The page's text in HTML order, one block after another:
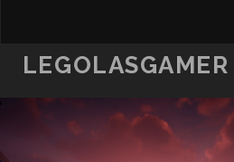
LEGOLASGAMER